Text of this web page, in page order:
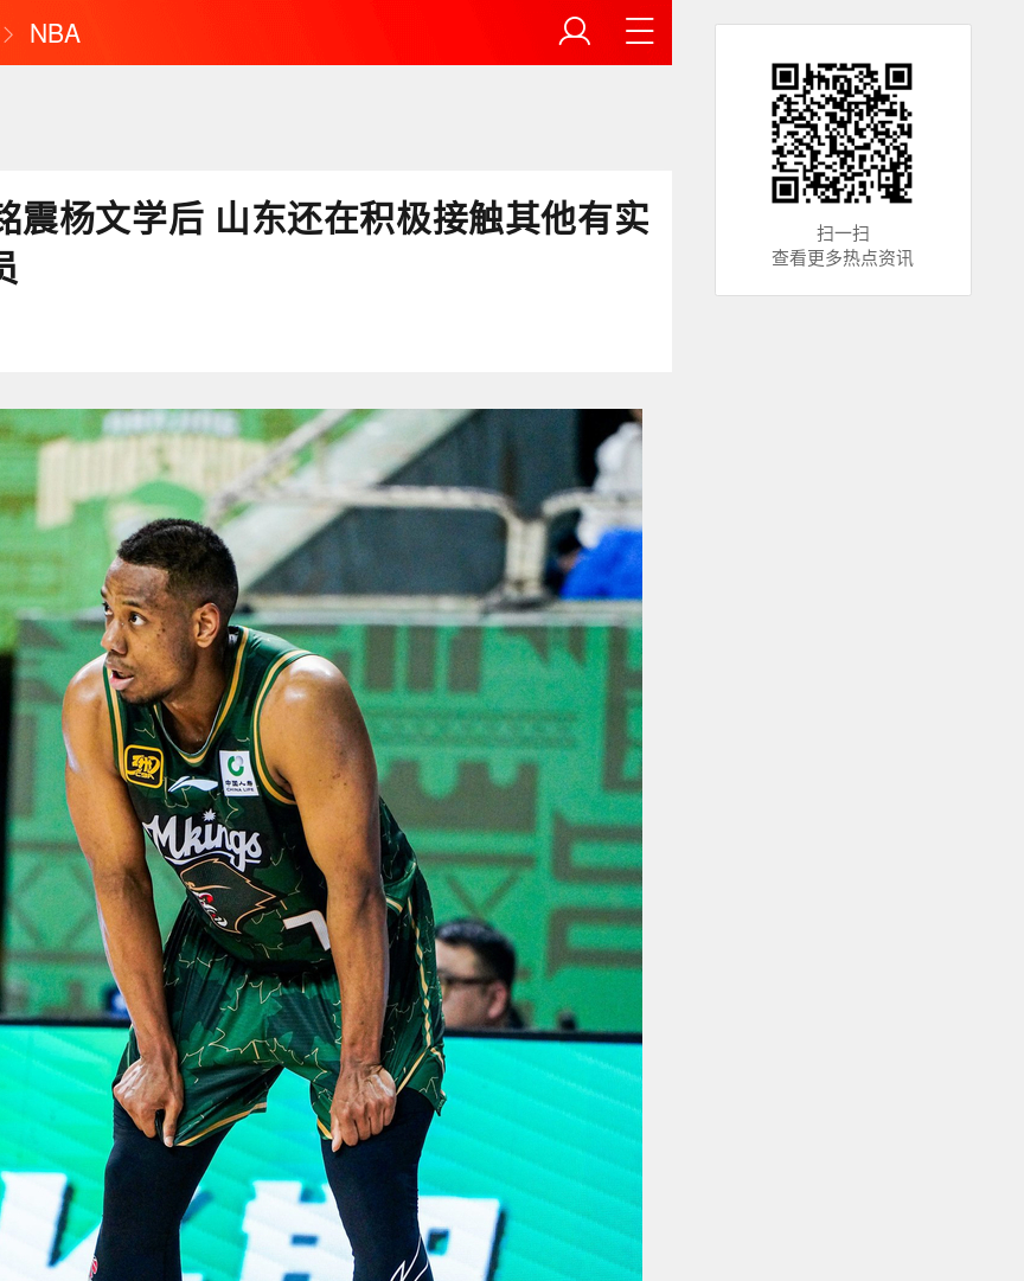
NBA
震杨文学后 山东还在积极接触其他有实
扫一扫
查看更多热点资讯